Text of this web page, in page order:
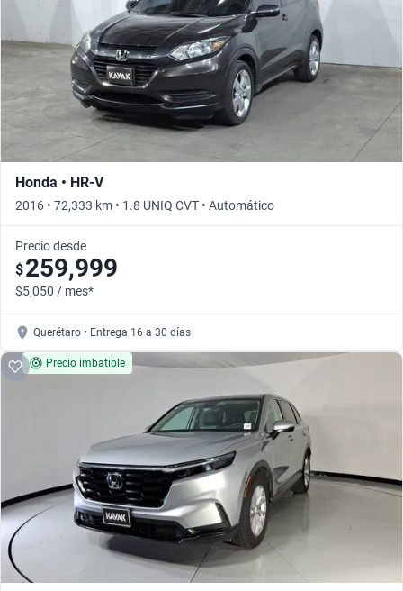
Honda • HR-V
2016 • 72,333 km • 1.8 UNIQ CVT • Automático
Precio desde
$259,999
$5,050 / mes*
Querétaro • Entrega 16 a 30 días
Precio imbatible